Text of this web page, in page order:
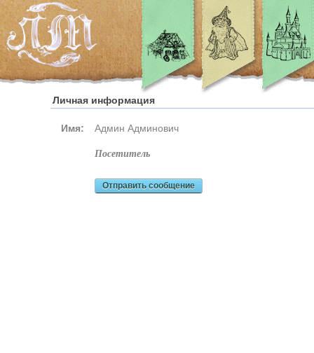
Личная информация
Имя: Админ Админович
посетитель
Отправить сообщение